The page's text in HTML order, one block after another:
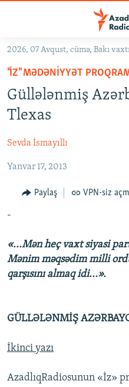
Əsas
qayıt
Əsas
naviqasiyaya
qayıt
Axtarışa
GÜNDƏM
#İZAHLA
KORRUPSIOMETR
FƏRQƏ BAX
QANUNI DOĞRU
ARAŞDIRMA
FOTOQALEREYA
İNFOQRAFIKA
OXU ZALI
AZƏRBAYCAN ƏDƏBIYYATI
İZ - MƏDƏNIYYƏT PROQRAMI
HAQQIMIZDA
MISSIYAMIZ
MATERIALLARIMIZDAN ISTIFADƏ
XƏBƏR BÜLLETENLƏRIMIZ
RFE/RL-in bütün saytları
2026, 07 Avqust, cümə, Bakı
"İZ" MƏDƏNIYYƏT
Güllələnmiş
Tlexas
Sevda İsmayıllı
Yanvar 17, 2013
Paylaş VPN-siz
-
«...Mən heç vaxt siyasi
Mənim məqsədim milli
qarşısını almaq idi...».
GÜLLƏLƏNMİŞ
İkinci yazı
AzadlıqRadiosunun «İz»